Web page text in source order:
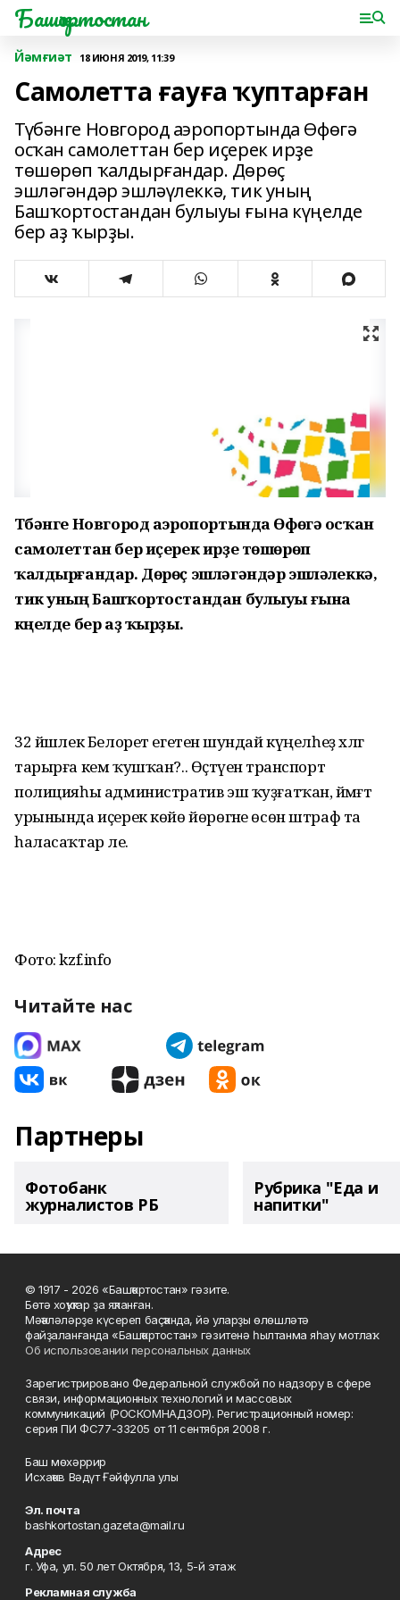
Башҡортостан
Йәмғиәт 18 ИЮНЯ 2019, 11:39
Самолетта ғауға ҡуптарған
Түбәнге Новгород аэропортында Өфөгә
осҡан самолеттан бер иҫерек ирҙе
төшөрөп ҡалдырғандар. Дөрөҫ
эшләгәндәр эшләүлеккә, тик уның
Башҡортостандан булыуы ғына күңелде
бер аҙ ҡырҙы.
Түбәнге Новгород аэропортында Өфөгә осҡан
самолеттан бер иҫерек ирҙе төшөрөп
ҡалдырғандар. Дөрөҫ эшләгәндәр эшләүлеккә,
тик уның Башҡортостандан булыуы ғына
күңелде бер аҙ ҡырҙы.
32 йәшлек Белорет егетенә шундай күңелһеҙ хәлгә
тарырға кем ҡушҡан?.. Өҫтәүенә транспорт
полицияһы административ эш ҡуҙғатҡан, йәмәғәт
урынында иҫерек көйө йөрөгәне өсөн штраф та
һаласаҡтар әле.
Фото: kzf.info
Читайте нас
Партнеры
Фотобанк
журналистов РБ
Рубрика "Еда и
напитки"
© 1917 - 2026 «Башҡортостан» гәзите.
Бөтә хоҡуҡтар ҙа яҡланған.
Мәҡәләләрҙе күсереп баҫҡанда, йә уларҙы өлөшләтә
файҙаланғанда «Башҡортостан» гәзитенә һылтанма яһау мотлаҡ.
Об использовании персональных данных
Зарегистрировано Федеральной службой по надзору в сфере
связи, информационных технологий и массовых
коммуникаций (РОСКОМНАДЗОР). Регистрационный номер:
серия ПИ ФС77-33205 от 11 сентября 2008 г.
Баш мөхәррир
Исхаҡов Вәдүт Ғәйфулла улы
Эл. почта
bashkortostan.gazeta@mail.ru
Адрес
г. Уфа, ул. 50 лет Октября, 13, 5-й этаж
Рекламная служба